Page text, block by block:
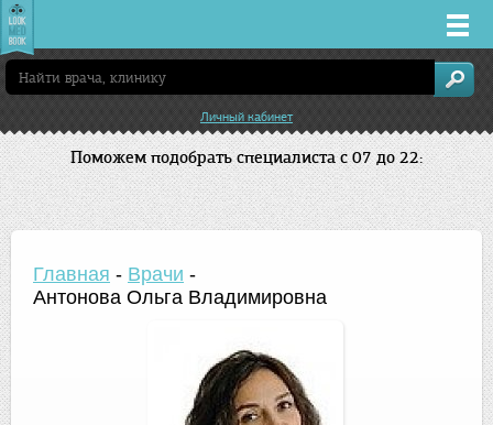
Врачи
Клиники
Заболевания
Личный кабинет
Поможем подобрать специалиста с 07 до 22:
Главная - Врачи -
Антонова Ольга Владимировна